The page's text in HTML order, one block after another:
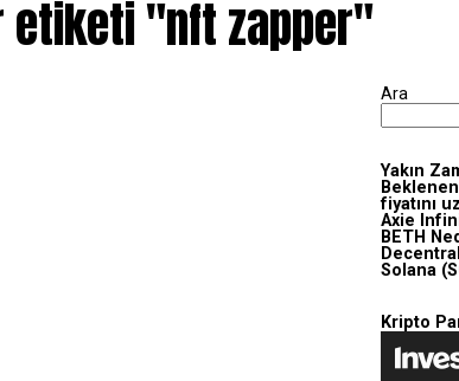
etiketi "nft zapper"
Ara
Yakın
fiyatını
Axie
BETH
Solana
Kripto